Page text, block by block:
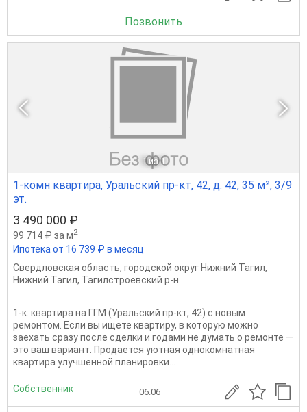
Позвонить
1 из 1
1-комн квартира, Уральский пр-кт, 42, д. 42, 35 м², 3/9
эт.
3 490 000 ₽
99 714 ₽ за м2
Ипотека от 16 739 ₽ в месяц
Свердловская область, городской округ Нижний Тагил,
Нижний Тагил, Тагилстроевский р-н
1-к. квартира на ГГМ (Уральский пр-кт, 42) с новым
ремонтом. Если вы ищете квартиру, в которую можно
заехать сразу после сделки и годами не думать о ремонте —
это ваш вариант. Продается уютная однокомнатная
квартира улучшенной планировки...
Собственник 06.06